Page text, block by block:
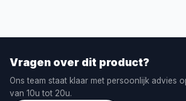
Vragen over dit product?
Ons team staat klaar met persoonlijk advies
van 10u tot 20u.